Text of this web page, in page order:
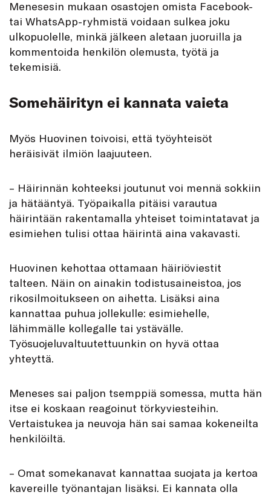
Menesesin mukaan osastojen omista Facebook-
tai WhatsApp-ryhmistä voidaan sulkea joku
ulkopuolelle, minkä jälkeen aletaan juoruilla ja
kommentoida henkilön olemusta, työtä ja
tekemisiä.
Somehäirityn ei kannata vaieta
Myös Huovinen toivoisi, että työyhteisöt
heräisivät ilmiön laajuuteen.
– Häirinnän kohteeksi joutunut voi mennä sokkiin
ja hätääntyä. Työpaikalla pitäisi varautua
häirintään rakentamalla yhteiset toimintatavat ja
esimiehen tulisi ottaa häirintä aina vakavasti.
Huovinen kehottaa ottamaan häiriöviestit
talteen. Näin on ainakin todistusaineistoa, jos
rikosilmoitukseen on aihetta. Lisäksi aina
kannattaa puhua jollekulle: esimiehelle,
lähimmälle kollegalle tai ystävälle.
Työsuojeluvaltuutettuunkin on hyvä ottaa
yhteyttä.
Meneses sai paljon tsemppiä somessa, mutta hän
itse ei koskaan reagoinut törkyviesteihin.
Vertaistukea ja neuvoja hän sai samaa kokeneilta
henkilöiltä.
– Omat somekanavat kannattaa suojata ja kertoa
kavereille työnantajan lisäksi. Ei kannata olla